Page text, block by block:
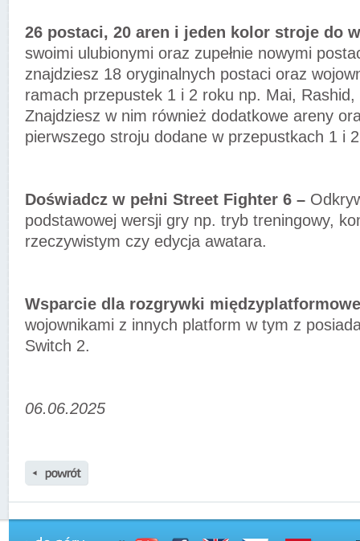
26 postaci, 20 aren i jeden kolor stroje do
swoimi ulubionymi oraz zupełnie nowymi
znajdziesz 18 oryginalnych postaci oraz
ramach przepustek 1 i 2 roku np. Mai,
Znajdziesz w nim również dodatkowe areny
pierwszego stroju dodane w przepustkach 1 i
Doświadcz w pełni Street Fighter 6 –
podstawowej wersji gry np. tryb treningowy,
rzeczywistym czy edycja awatara.
Wsparcie dla rozgrywki
wojownikami z innych platform w tym z
Switch 2.
06.06.2025